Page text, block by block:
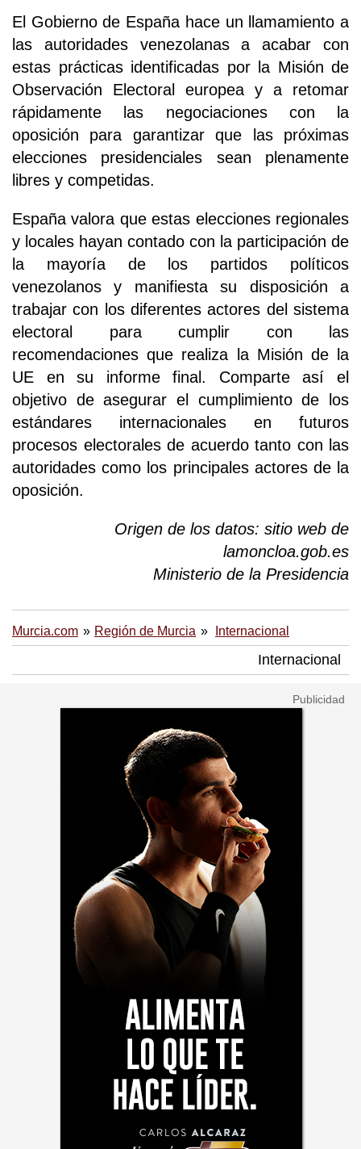
El Gobierno de España hace un llamamiento a
las autoridades venezolanas a acabar con
estas prácticas identificadas por la Misión de
Observación Electoral europea y a retomar
rápidamente las negociaciones con la
oposición para garantizar que las próximas
elecciones presidenciales sean plenamente
libres y competidas.
España valora que estas elecciones regionales
y locales hayan contado con la participación de
la mayoría de los partidos políticos
venezolanos y manifiesta su disposición a
trabajar con los diferentes actores del sistema
electoral para cumplir con las
recomendaciones que realiza la Misión de la
UE en su informe final. Comparte así el
objetivo de asegurar el cumplimiento de los
estándares internacionales en futuros
procesos electorales de acuerdo tanto con las
autoridades como los principales actores de la
oposición.
Origen de los datos: sitio web de
lamoncloa.gob.es
Ministerio de la Presidencia
Murcia.com Región de Murcia Internacional
Internacional